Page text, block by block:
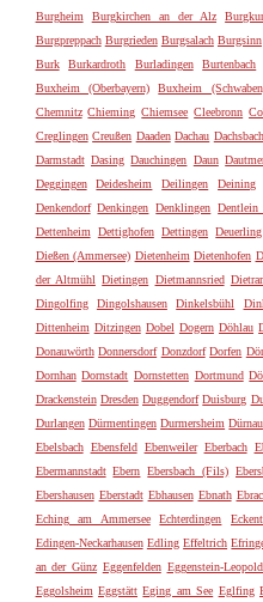
Burgheim
Burgkirchen an der Alz
Burgpreppach Burgrieden Burgsalach Burgsinn
Burk
Burkardroth Burladingen Burtenbach
Buxheim (Oberbayern)
Buxheim
Chemnitz Chieming Chiemsee Cleebronn
Creglingen Creußen Daaden Dachau Dachsbach
Darmstadt Dasing Dauchingen Daun
Deggingen
Deidesheim Deilingen Deining
Denkendorf Denkingen Denklingen
Dettenheim
Dettighofen Dettingen Deuerling
Dießen (Ammersee) Dietenheim Dietenhofen
der Altmühl Dietingen Dietmannsried
Dingolfing
Dingolshausen Dinkelsbühl
Dittenheim Ditzingen Dobel Dogern Döhlau
Donauwörth Donnersdorf Donzdorf Dorfen
Dornhan Dornstadt Dornstetten Dortmund
Drackenstein Dresden Duggendorf Duisburg
Durlangen Dürmentingen Durmersheim Dürnau
Ebelsbach Ebensfeld Ebenweiler Eberbach
Ebermannstadt Ebern Ebersbach (Fils)
Ebershausen Eberstadt Ebhausen Ebnath
Eching am Ammersee
Echterdingen
Edingen-Neckarhausen Edling Effeltrich
an der Günz Eggenfelden Eggenstein-
Eggolsheim Eggstätt Eging am See Eglfing